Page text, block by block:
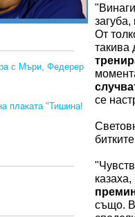
с Мъри, Федерер
плаката "Тишина!
От
такива
се
казаха,
също.